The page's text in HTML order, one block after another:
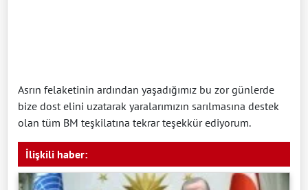
Asrın felaketinin ardından yaşadığımız bu zor günlerde
bize dost elini uzatarak yaralarımızın sarılmasına destek
olan tüm BM teşkilatına tekrar teşekkür ediyorum.
İlişkili haber: